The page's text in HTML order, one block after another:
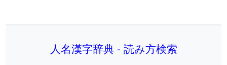
人名漢字辞典 - 読み方検索